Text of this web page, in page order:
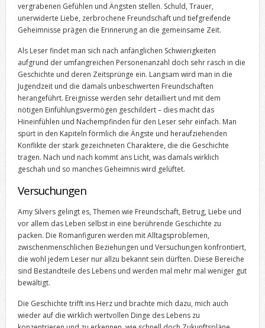
vergrabenen Gefühlen und Ängsten stellen. Schuld, Trauer,
unerwiderte Liebe, zerbrochene Freundschaft und tiefgreifende
Geheimnisse prägen die Erinnerung an die gemeinsame Zeit.
Als Leser findet man sich nach anfänglichen Schwierigkeiten
aufgrund der umfangreichen Personenanzahl doch sehr rasch in die
Geschichte und deren Zeitsprünge ein. Langsam wird man in die
Jugendzeit und die damals unbeschwerten Freundschaften
herangeführt. Ereignisse werden sehr detailliert und mit dem
nötigen Einfühlungsvermögen geschildert – dies macht das
Hineinfühlen und Nachempfinden für den Leser sehr einfach. Man
spürt in den Kapiteln förmlich die Ängste und heraufziehenden
Konflikte der stark gezeichneten Charaktere, die die Geschichte
tragen. Nach und nach kommt ans Licht, was damals wirklich
geschah und so manches Geheimnis wird gelüftet.
Versuchungen
Amy Silvers gelingt es, Themen wie Freundschaft, Betrug, Liebe und
vor allem das Leben selbst in eine berührende Geschichte zu
packen. Die Romanfiguren werden mit Alltagsproblemen,
zwischenmenschlichen Beziehungen und Versuchungen konfrontiert,
die wohl jedem Leser nur allzu bekannt sein dürften. Diese Bereiche
sind Bestandteile des Lebens und werden mal mehr mal weniger gut
bewältigt.
Die Geschichte trifft ins Herz und brachte mich dazu, mich auch
wieder auf die wirklich wertvollen Dinge des Lebens zu